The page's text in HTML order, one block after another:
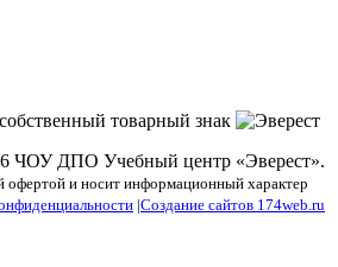
товарный знак
ЧОУ ДПО Учебный центр «Эверест».
офертой и носит информационный характер
|Создание сайтов 174web.ru